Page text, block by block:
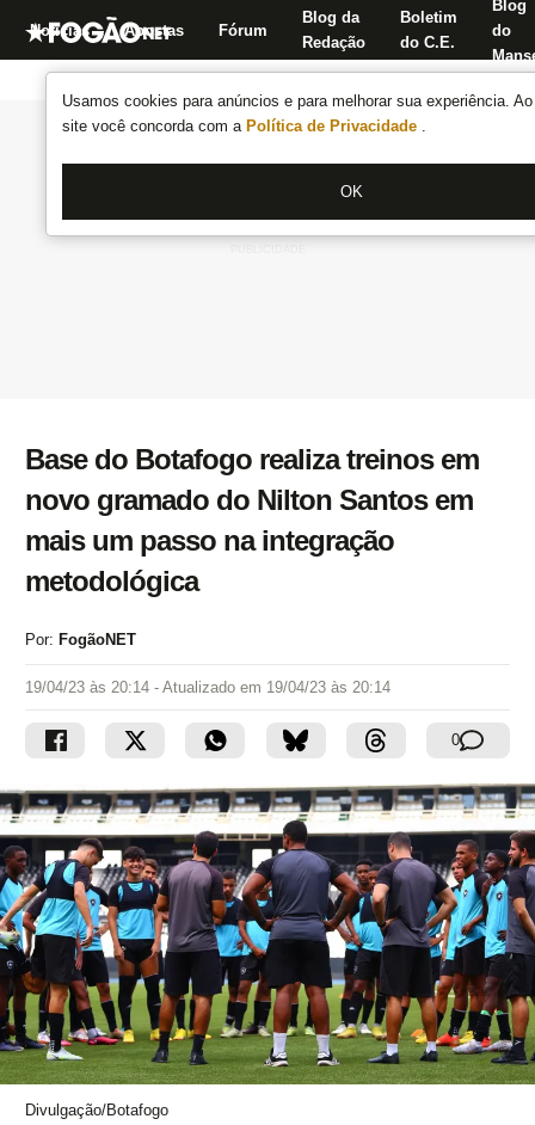
Usamos cookies para anúncios e para melhorar sua experiência.
site você concorda com a Política de Privacidade .
OK
Notícias Apostas Fórum
Blog da
Redação
Boletim
do C.E.
Blog
do
Base do Botafogo realiza treinos em
novo gramado do Nilton Santos em
mais um passo na integração
metodológica
Por: FogãoNET
19/04/23 às 20:14 - Atualizado em 19/04/23 às 20:14
0
Divulgação/Botafogo